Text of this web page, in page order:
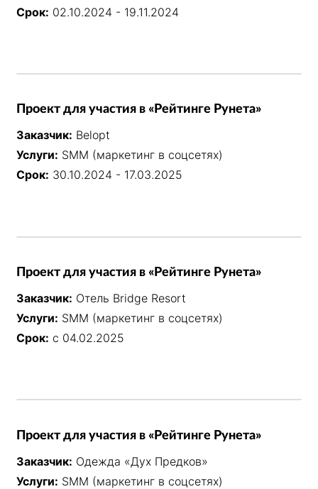
Срок: 02.10.2024 - 19.11.2024
Проект для участия в «Рейтинге Рунета»
Заказчик: Belopt
Услуги: SMM (маркетинг в соцсетях)
Срок: 30.10.2024 - 17.03.2025
Проект для участия в «Рейтинге Рунета»
Заказчик: Отель Bridge Resort
Услуги: SMM (маркетинг в соцсетях)
Срок: с 04.02.2025
Проект для участия в «Рейтинге Рунета»
Заказчик: Одежда «Дух Предков»
Услуги: SMM (маркетинг в соцсетях)